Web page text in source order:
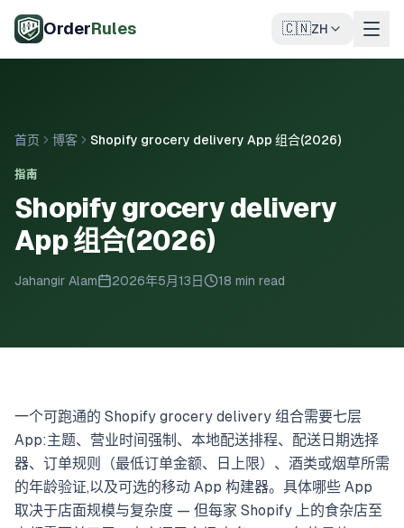
OrderRules 🇨🇳ZH
首页 博客 Shopify grocery delivery App 组合(2026)
指南
Shopify grocery delivery
App 组合(2026)
Jahangir Alam 2026年5月13日 18 min read
一个可跑通的 Shopify grocery delivery 组合需要七层
App:主题、营业时间强制、本地配送排程、配送日期选择
器、订单规则（最低订单金额、日上限）、酒类或烟草所需
的年龄验证,以及可选的移动 App 构建器。具体哪些 App
取决于店面规模与复杂度 — 但每家 Shopify 上的食杂店至